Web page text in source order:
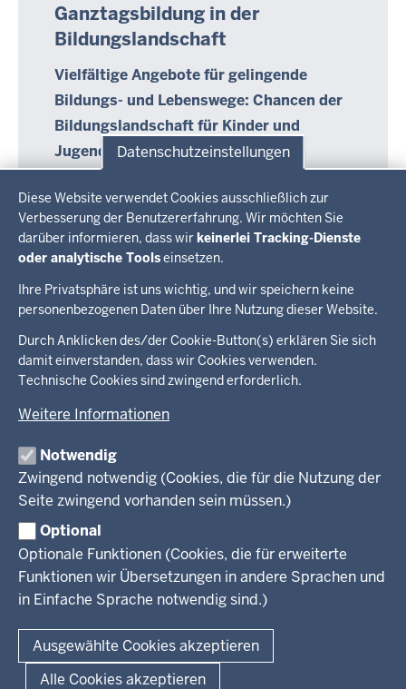
Datenschutzeinstellungen
Diese Website verwendet Cookies ausschließlich zur
Verbesserung der Benutzererfahrung. Wir möchten Sie
darüber informieren, dass wirkeinerlei Tracking-Dienste
oder analytische Toolseinsetzen.
Ihre Privatsphäre ist uns wichtig, und wir speichern keine
personenbezogenen Daten über Ihre Nutzung dieser Website.
Durch Anklicken des/der Cookie-Button(s) erklären Sie sich
damit einverstanden, dass wir Cookies verwenden.
Technische Cookies sind zwingend erforderlich.
Weitere Informationen
Notwendig
Zwingend notwendig (Cookies, die für die Nutzung der
Seite zwingend vorhanden sein müssen.)
Optional
Optionale Funktionen (Cookies, die für erweiterte
Funktionen wir Übersetzungen in andere Sprachen und
in Einfache Sprache notwendig sind.)
Ausgewählte Cookies akzeptieren
Alle Cookies akzeptieren
Ganztagsbildung in der
Bildungslandschaft
Vielfältige Angebote für gelingende
Bildungs- und Lebenswege: Chancen der
Bildungslandschaft für Kinder und
Jugendliche
Kinder und Jugendliche lernen nicht nur in der
Schule – und dort auch nicht nur im Unterricht.
Diese Erkenntnis hat sich überall durchgesetzt.
Sie lernen auf unterschiedlichen Wegen und an
verschiedenen Orten, überall dort, wo sie sich
Inhalte
Im Überblick
Inhalt
in
der
Fußzeile
Menü
Ministerium
Kinder
Jugend
Familie
LSBTIQ*
Gleichstellung
Flucht
Presse
Pressemitteilungen
Pressekontakt
Fotos
RSS-Feeds
Service
Broschürenservice
Bibliothek
Newsletter
Geschützter Kontakt
Landesportal NRW
#WTFuture
Fußzeile
Seitenübersicht Kontakt Datenschutz